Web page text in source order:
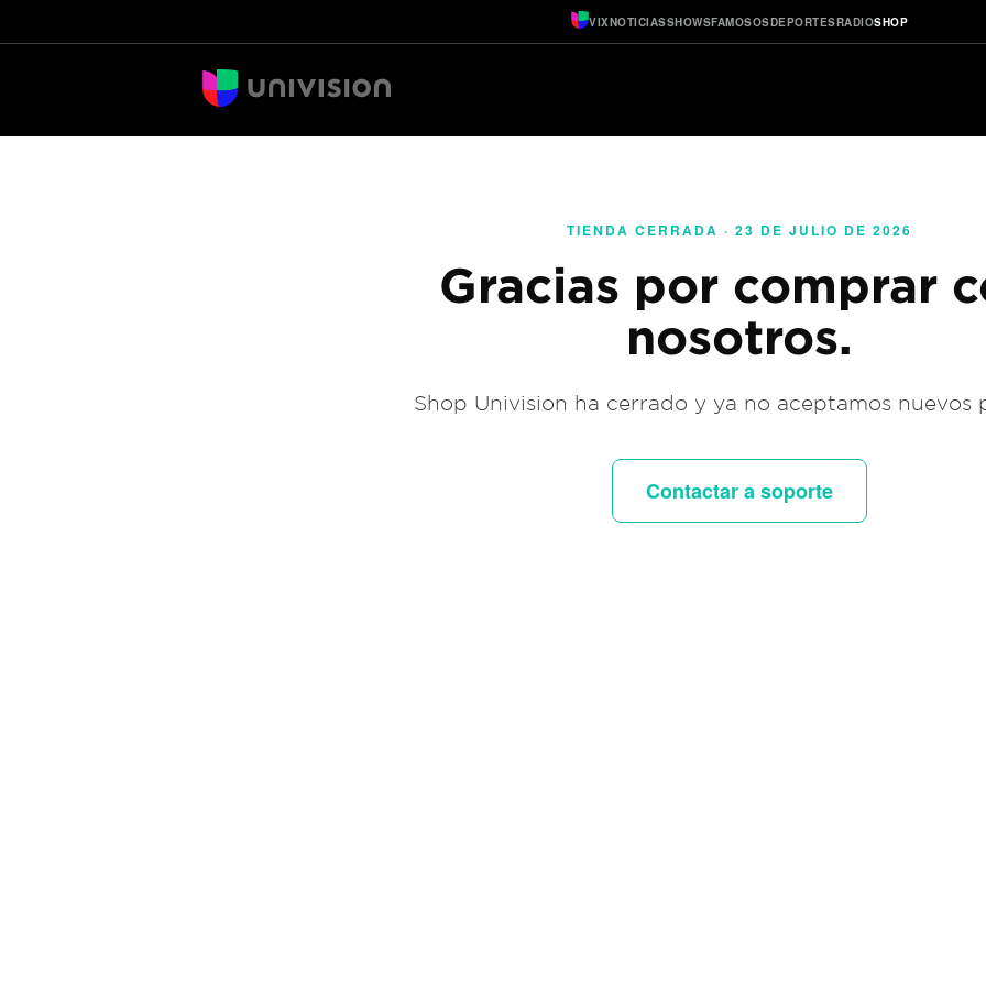
VIXNOTICIASSHOWSFAMOSOSDEPORTESRADIOSHOP
TIENDA CERRADA · 23 DE JULIO DE 2026
Gracias por comprar
nosotros.
Shop Univision ha cerrado y ya no aceptamos nuevos
Contactar a soporte